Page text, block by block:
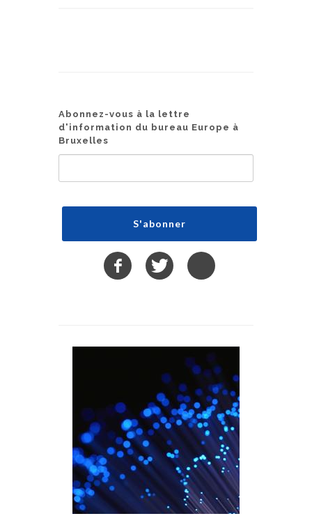
Abonnez-vous à la lettre
d'information du bureau Europe à
Bruxelles